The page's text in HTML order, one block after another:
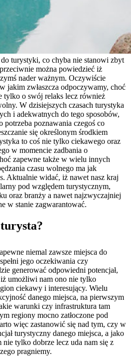
turystyki, co chyba nie stanowi zbyt
można powiedzieć iż
nader ważnym. Oczywiście
jakim zwłaszcza odpoczywamy, choć
tylko o swój relaks lecz również
W dzisiejszych czasach turystyka
i adekwatnych do tego sposobów,
potrzeba poznawania czegoś co
się określonym środkiem
to coś nie tylko ciekawego oraz
w momencie zadbania o
zapewne także w wielu innych
czasu wolnego ma jak
Aktualnie widać, iż nawet nasz kraj
pod względem turystycznym,
oraz branży a nawet najzwyczajniej
w stanie zagwarantować.
niemal zawsze miejsca do
jego oczekiwania czy
generować odpowiedni potencjał,
umożliwi nam ono nie tylko
ciekawy i interesujący. Wielu
danego miejsca, na pierwszym
warunki czy infrastruktura tam
regiony mocno zatłoczone pod
więc zastanowić się nad tym, czy w
turystyczny danego miejsca, a jako
tylko dobrze lecz uda nam się z
pragniemy.